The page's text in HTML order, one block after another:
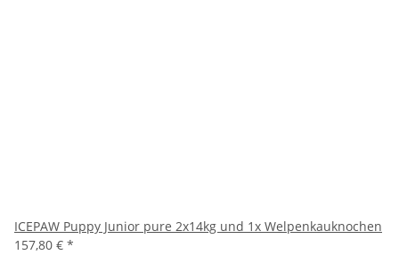
ICEPAW Puppy Junior pure 2x14kg und 1x Welpenkauknochen
157,80 € *